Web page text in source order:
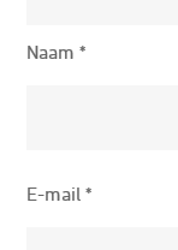
Naam*
E-mail*